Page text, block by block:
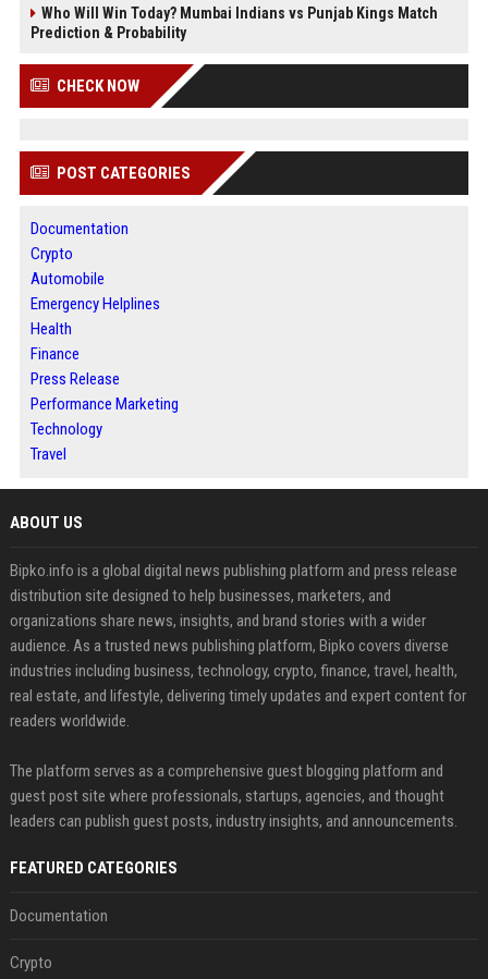
Who Will Win Today? Mumbai Indians vs Punjab Kings Match
Prediction & Probability
CHECK NOW
POST CATEGORIES
Documentation
Crypto
Automobile
Emergency Helplines
Health
Finance
Press Release
Performance Marketing
Technology
Travel
ABOUT US
Bipko.info is a global digital news publishing platform and press release
distribution site designed to help businesses, marketers, and
organizations share news, insights, and brand stories with a wider
audience. As a trusted news publishing platform, Bipko covers diverse
industries including business, technology, crypto, finance, travel, health,
real estate, and lifestyle, delivering timely updates and expert content for
readers worldwide.
The platform serves as a comprehensive guest blogging platform and
guest post site where professionals, startups, agencies, and thought
leaders can publish guest posts, industry insights, and announcements.
FEATURED CATEGORIES
Documentation
Crypto